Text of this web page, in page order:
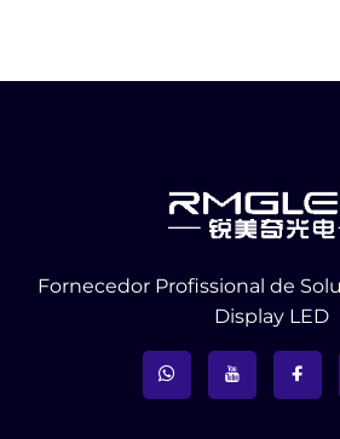
Fornecedor Profissional de
Display LED